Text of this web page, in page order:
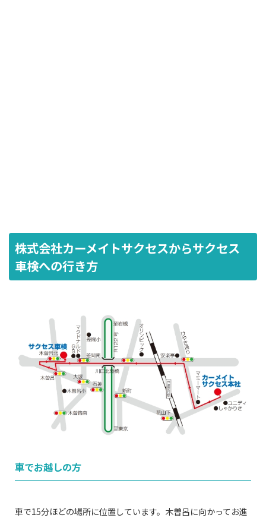
株式会社カーメイトサクセスからサクセス
車検への行き方
車でお越しの方
車で15分ほどの場所に位置しています。木曽呂に向かってお進